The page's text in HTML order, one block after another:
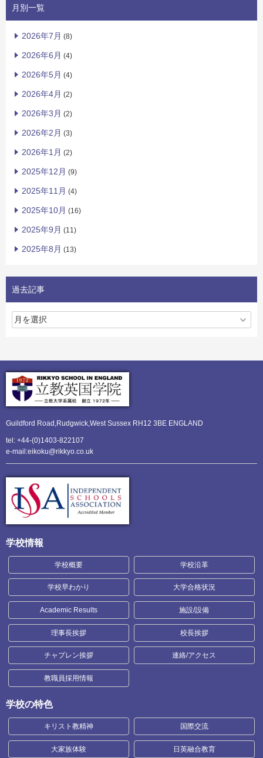
月別一覧
2026年7月 (8)
2026年6月 (4)
2026年5月 (4)
2026年4月 (2)
2026年3月 (2)
2026年2月 (3)
2026年1月 (2)
2025年12月 (9)
2025年11月 (4)
2025年10月 (16)
2025年9月 (11)
2025年8月 (13)
過去記事
Guildford Road,Rudgwick,West Sussex RH12 3BE ENGLAND
tel: +44-(0)1403-822107
e-mail:eikoku@rikkyo.co.uk
学校情報
学校概要 学校沿革
学校早わかり 大学合格状況
Academic Results 施設/設備
理事長挨拶 校長挨拶
チャプレン挨拶 連絡/アクセス
教職員採用情報
学校の特色
キリスト教精神 国際交流
大家族体験 日英融合教育